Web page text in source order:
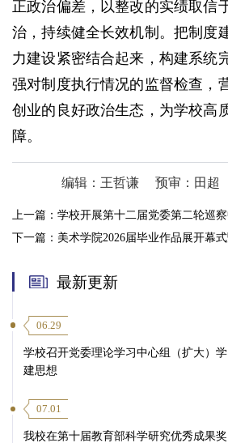
正政治偏差，以整改的实绩取信
治，持续健全长效机制。把制度
力建设紧密结合起来，构建系统
强对制度执行情况的监督检查，
创业的良好政治生态，为学校高
障。
编辑：王哲谦 预审：田超
上一篇： 学校开展第十二届党委第二轮巡
下一篇： 美术学院2026届毕业作品展开幕
最新更新
06.29
学校召开党委理论学习中心组（扩大）
建思想
07.01
我校在第十届教育部科学研究优秀成果